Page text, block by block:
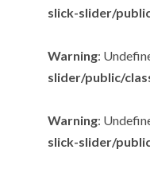
slick-slider/
Warning:
slider/public/
Warning:
slick-slider/